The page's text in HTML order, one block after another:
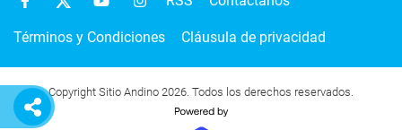
Términos y Condiciones Cláusula de privacidad
Copyright Sitio Andino 2026. Todos los derechos reservados.